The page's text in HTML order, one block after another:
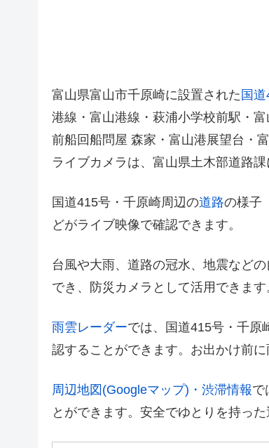
富山県富山市千原崎に設置された 国
港線・富山港線・萩浦小学校前駅・
前船回船問屋 森家・富山港展望台・
ライブカメラは、富山県土木部道路課
国道415号・千原崎周辺の道路の様子
どがライブ映像で確認できます。
台風や大雨、道路の冠水、地震など
でき、防災カメラとして活用できます
雨雲レーダーでは、国道415号・千原
認することができます。お出かけ前
周辺地図(Googleマップ)・渋滞情報で
とができます。安全でゆとりを持っ